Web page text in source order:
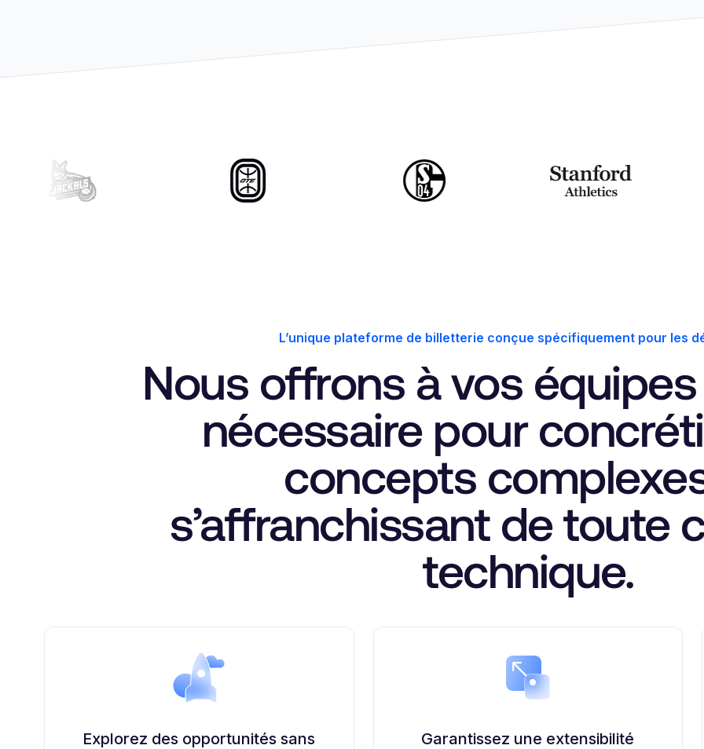
L’unique plateforme de billetterie conçue spécifiquement pour les
Nous offrons à vos
nécessaire pour
concepts
s’affranchissant de toute
technique.
Explorez des opportunités sans
Garantissez une extensibilité